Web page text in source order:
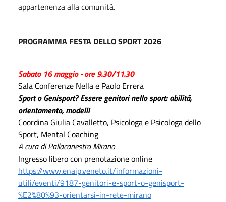
appartenenza alla comunità.
PROGRAMMA FESTA DELLO SPORT 2026
Sabato 16 maggio- ore 9.30/11.30
Sala Conferenze Nella e Paolo Errera
Sport o Genisport? Essere genitori nello sport: abilità,
orientamento, modelli
Coordina Giulia Cavalletto, Psicologa e Psicologa dello
Sport, Mental Coaching
A cura di Pallacanestro Mirano
Ingresso libero con prenotazione online
https://www.enaip.veneto.it/informazioni-
utili/eventi/9187-genitori-e-sport-o-genisport-
%E2%80%93-orientarsi-in-rete-mirano